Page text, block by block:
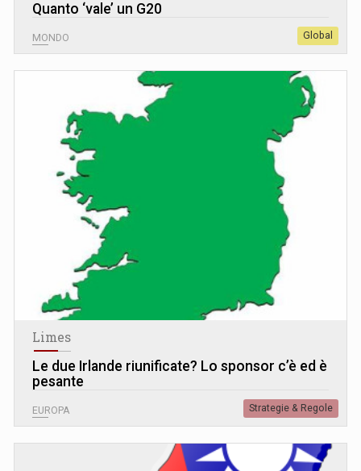
Quanto ‘vale’ un G20
MONDO Global
Limes
Le due Irlande riunificate? Lo sponsor c’è ed è
pesante
EUROPA Strategie & Regole